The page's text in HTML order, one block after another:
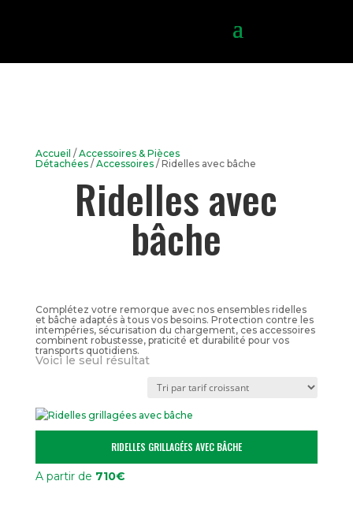
Accueil / Accessoires & Pièces
Détachées/ Accessoires/ Ridelles avec bâche
Ridelles avec
bâche
Complétez votre remorque avec nos ensembles ridelles
et bâche adaptés à tous vos besoins. Protection contre les
intempéries, sécurisation du chargement, ces accessoires
combinent robustesse, praticité et durabilité pour vos
transports quotidiens.
Voici le seul résultat
RIDELLES GRILLAGÉES AVEC BÂCHE
A partir de 710€